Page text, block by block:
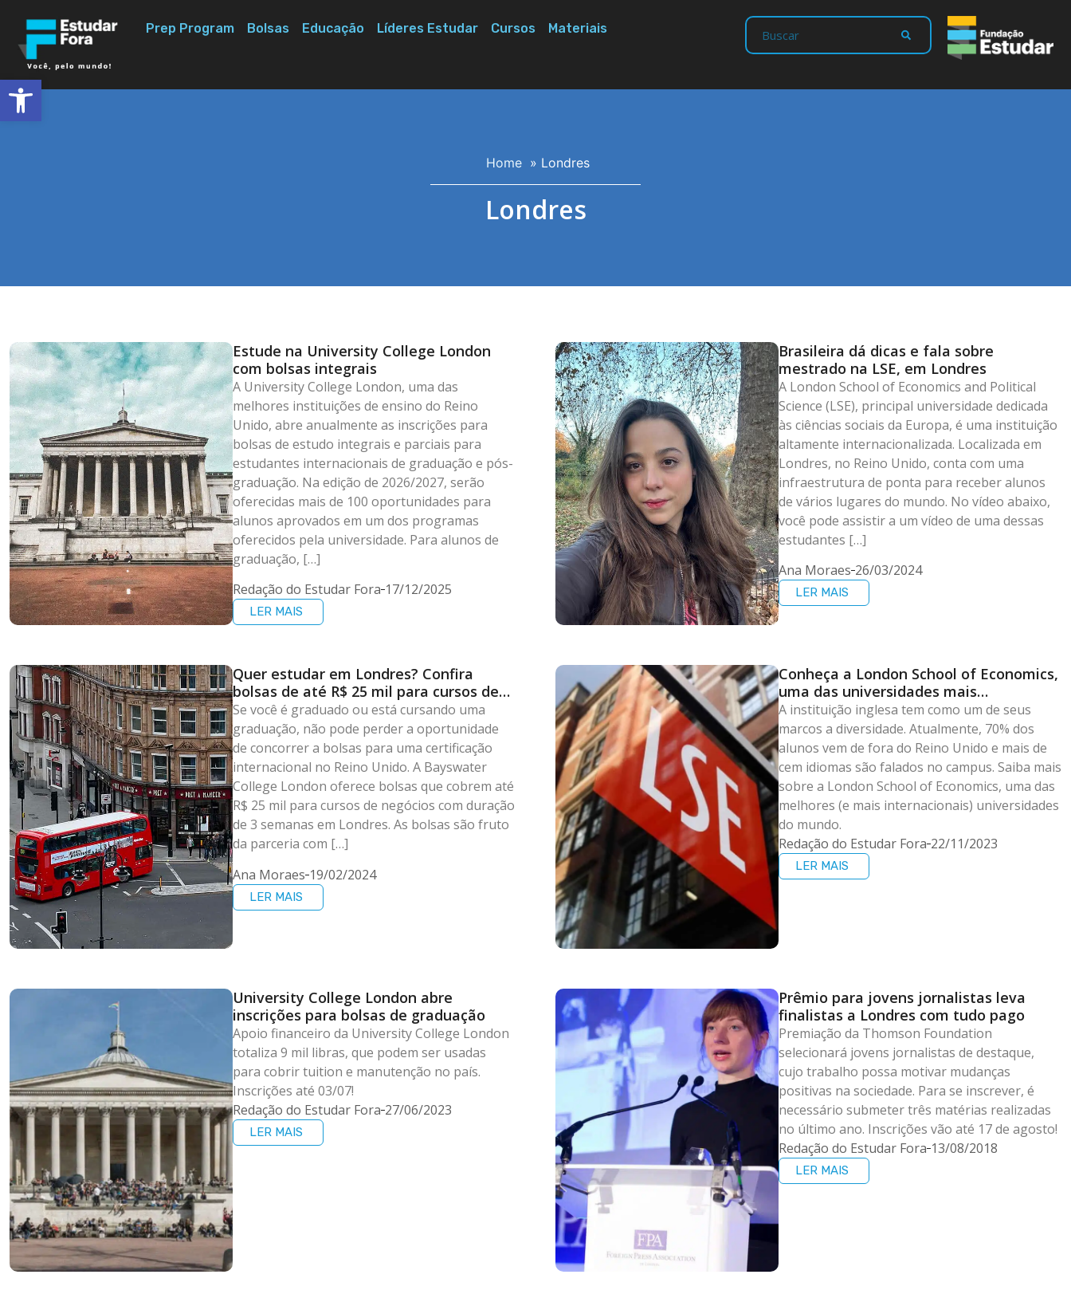
Prep Program Bolsas Educação Líderes Estudar Cursos Materiais
Home » Londres
Londres
Estude na University College London
com bolsas integrais
A University College London, uma das
melhores instituições de ensino do Reino
Unido, abre anualmente as inscrições para
bolsas de estudo integrais e parciais para
estudantes internacionais de graduação e pós-
graduação. Na edição de 2026/2027, serão
oferecidas mais de 100 oportunidades para
alunos aprovados em um dos programas
oferecidos pela universidade. Para alunos de
graduação, […]
Redação do Estudar Fora 17/12/2025
LER MAIS
Brasileira dá dicas e fala sobre
mestrado na LSE, em Londres
A London School of Economics and Political
Science (LSE), principal universidade dedicada
às ciências sociais da Europa, é uma instituição
altamente internacionalizada. Localizada em
Londres, no Reino Unido, conta com uma
infraestrutura de ponta para receber alunos
de vários lugares do mundo. No vídeo abaixo,
você pode assistir a um vídeo de uma dessas
estudantes […]
Ana Moraes 26/03/2024
LER MAIS
Quer estudar em Londres? Confira
bolsas de até R$ 25 mil para cursos de
férias
Se você é graduado ou está cursando uma
graduação, não pode perder a oportunidade
de concorrer a bolsas para uma certificação
internacional no Reino Unido. A Bayswater
College London oferece bolsas que cobrem até
R$ 25 mil para cursos de negócios com duração
de 3 semanas em Londres. As bolsas são fruto
da parceria com […]
Ana Moraes 19/02/2024
LER MAIS
Conheça a London School of Economics,
uma das universidades mais
internacionais
A instituição inglesa tem como um de seus
marcos a diversidade. Atualmente, 70% dos
alunos vem de fora do Reino Unido e mais de
cem idiomas são falados no campus. Saiba mais
sobre a London School of Economics, uma das
melhores (e mais internacionais) universidades
do mundo.
Redação do Estudar Fora 22/11/2023
LER MAIS
University College London abre
inscrições para bolsas de graduação
Apoio financeiro da University College London
totaliza 9 mil libras, que podem ser usadas
para cobrir tuition e manutenção no país.
Inscrições até 03/07!
Redação do Estudar Fora 27/06/2023
LER MAIS
Prêmio para jovens jornalistas leva
finalistas a Londres com tudo pago
Premiação da Thomson Foundation
selecionará jovens jornalistas de destaque,
cujo trabalho possa motivar mudanças
positivas na sociedade. Para se inscrever, é
necessário submeter três matérias realizadas
no último ano. Inscrições vão até 17 de agosto!
Redação do Estudar Fora 13/08/2018
LER MAIS
Abrir a barra de ferramentas